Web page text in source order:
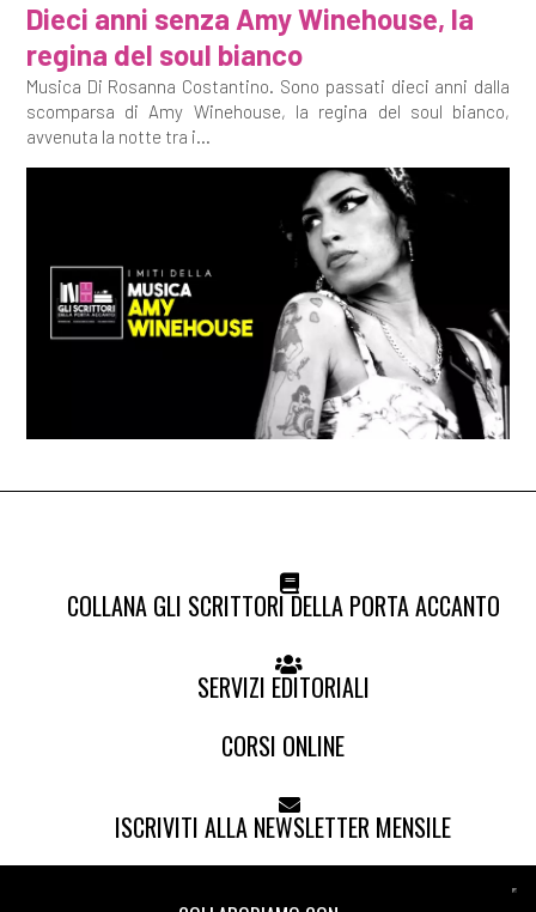
Dieci anni senza Amy Winehouse, la
regina del soul bianco
Musica Di Rosanna Costantino. Sono passati dieci anni dalla
scomparsa di Amy Winehouse, la regina del soul bianco,
avvenuta la notte tra i...
COLLANA GLI SCRITTORI DELLA PORTA ACCANTO
SERVIZI EDITORIALI
CORSI ONLINE
ISCRIVITI ALLA NEWSLETTER MENSILE